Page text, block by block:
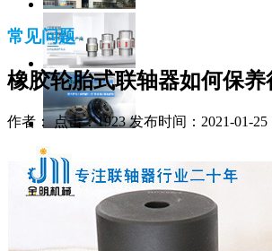
常见问题
橡胶轮胎式联轴器如何保养
作者： 点击：1923 发布时间：2021-01-25